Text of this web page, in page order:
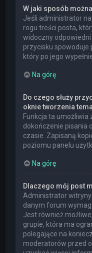
W jaki sposób
Jeśli administrator
rogu treści posta,
widoczny
przycisku spowoduje
który po jego
Na górę
Do czego służy
oknie tworzenia
Funkcja ta umożliwia
dokończenie pisania
czasie. Zapisaną
poziomu panelu
Na górę
Dlaczego mój post
Administrator witryny
danym forum
Jest również
grupie, która ma
polegające na
moderatorów przed